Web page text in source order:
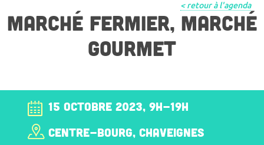
< retour à l'agenda
MARCHÉ FERMIER, MARCHÉ
GOURMET
15 OCTOBRE 2023, 9H-19H
CENTRE-BOURG, CHAVEIGNES